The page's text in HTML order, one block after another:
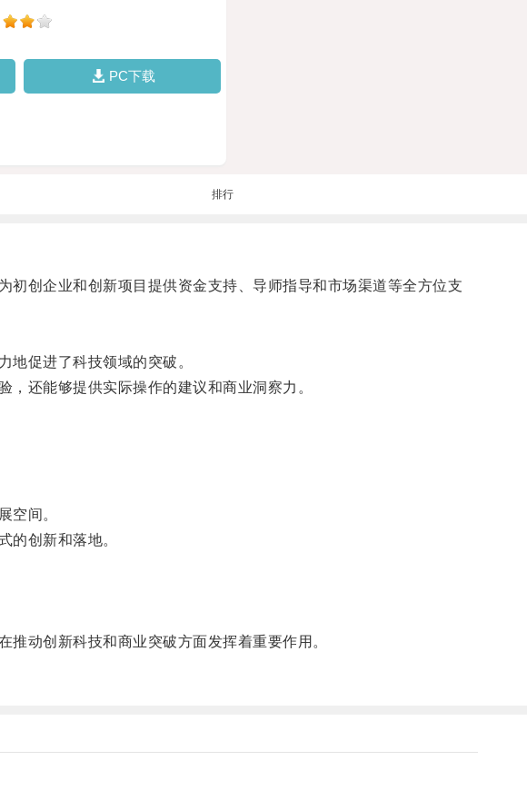
PC下载
排行
创企业和创新项目提供资金支持、导师指导和市场渠道等全方位支
促进了科技领域的突破。
还能够提供实际操作的建议和商业洞察力。
空间。
创新和落地。
动创新科技和商业突破方面发挥着重要作用。